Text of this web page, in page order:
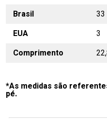
Brasil 33
EUA
3
Comprimento
*As medidas são
pé.